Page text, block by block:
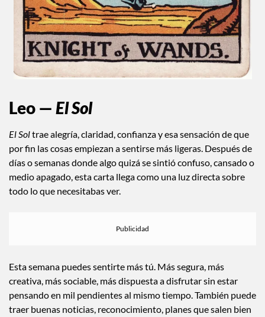
Leo — El Sol
El Soltrae alegría, claridad, confianza y esa sensación de que
por fin las cosas empiezan a sentirse más ligeras. Después de
días o semanas donde algo quizá se sintió confuso, cansado o
medio apagado, esta carta llega como una luz directa sobre
todo lo que necesitabas ver.
Esta semana puedes sentirte más tú. Más segura, más
creativa, más sociable, más dispuesta a disfrutar sin estar
pensando en mil pendientes al mismo tiempo. También puede
traer buenas noticias, reconocimiento, planes que salen bien